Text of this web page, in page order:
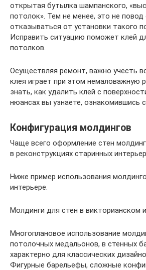
открытая бутылка шампанского,
потолок». Тем не менее, это не повод
отказываться от установки такого
Исправить ситуацию поможет клей
потолков.
Осуществляя ремонт, важно учесть
клея играет при этом немаловажную
знать, как удалить клей с
нюансах вы узнаете, ознакомившись
Конфигурация молдингов
Чаще всего оформление стен
в реконструкциях старинных
Ниже пример использования
интерьере.
Молдинги для стен в викторианском
Многоплановое использование
потолочных медальонов, в стенных
характерно для классических
Фигурные барельефы, сложные